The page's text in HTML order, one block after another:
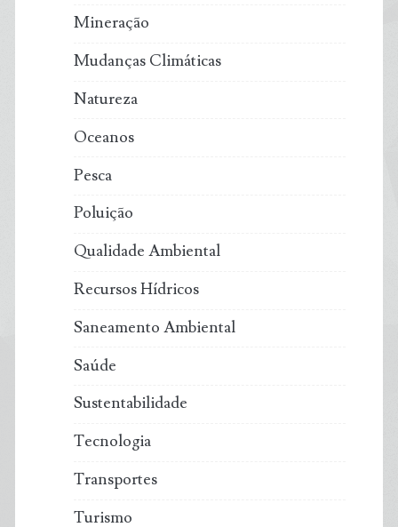
Mineração
Mudanças Climáticas
Natureza
Oceanos
Pesca
Poluição
Qualidade Ambiental
Recursos Hídricos
Saneamento Ambiental
Saúde
Sustentabilidade
Tecnologia
Transportes
Turismo